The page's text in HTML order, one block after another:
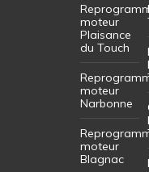
moteur
Plaisance
du Touch
moteur
Narbonne
moteur
Blagnac